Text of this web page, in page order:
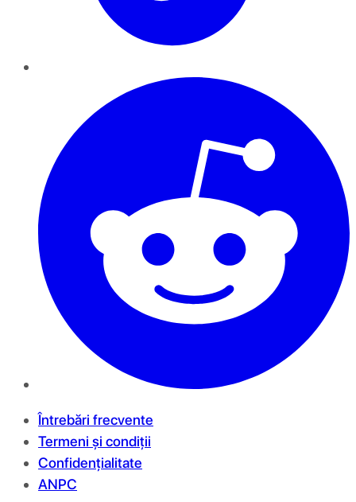
Întrebări frecvente
Termeni și condiții
Confidențialitate
ANPC